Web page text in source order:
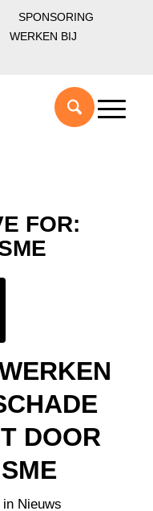
SPONSORING
WERKEN BIJ
FOR:
DOOR
in Nieuws